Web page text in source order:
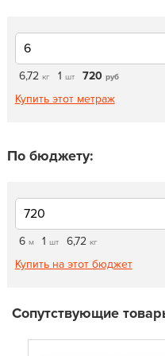
6,72 кг 1 шт 720 руб
Купить этот метраж
По бюджету:
6 м 1 шт 6,72 кг
Купить на этот бюджет
Сопутствующие